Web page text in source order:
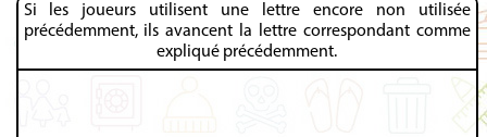
Si les joueurs utilisent une lettre encore non utilisée
précédemment, ils avancent la lettre correspondant comme
expliqué précédemment.